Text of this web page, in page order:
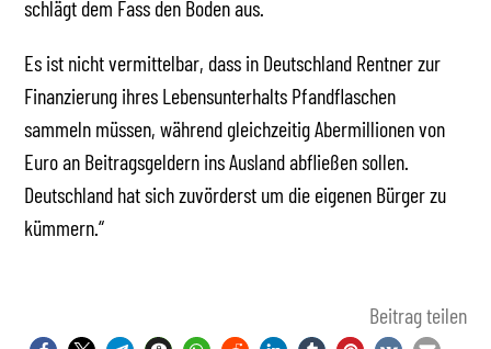
schlägt dem Fass den Boden aus.
Es ist nicht vermittelbar, dass in Deutschland Rentner zur
Finanzierung ihres Lebensunterhalts Pfandflaschen
sammeln müssen, während gleichzeitig Abermillionen von
Euro an Beitragsgeldern ins Ausland abfließen sollen.
Deutschland hat sich zuvörderst um die eigenen Bürger zu
kümmern.“
Beitrag teilen